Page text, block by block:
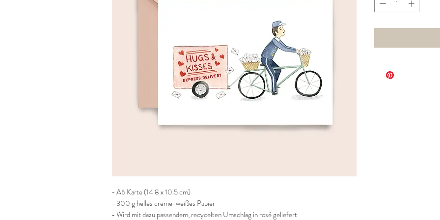
- A6 Karte (14.8 x 10.5 cm)
- 300 g helles creme-weißes Papier
- Wird mit dazu passendem, recycelten Umschlag in rosé geliefert